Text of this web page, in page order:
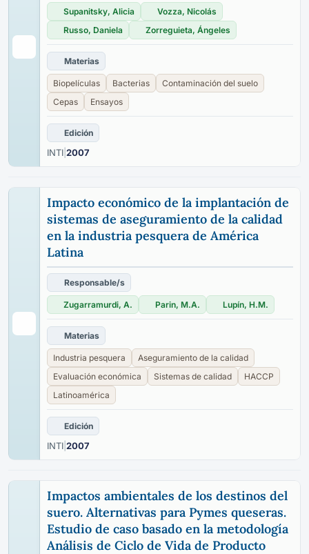
Supanitsky, Alicia
Vozza, Nicolás
Russo, Daniela
Zorreguieta, Ángeles
Materias
Biopelículas Bacterias
Contaminación del suelo
Cepas
Ensayos
Edición
INTI 2007
Impacto económico de la implantación de
sistemas de aseguramiento de la calidad
en la industria pesquera de América
Latina
Responsable/s
Zugarramurdi, A. Parin, M.A. Lupín, H.M.
Materias
Industria pesquera
Aseguramiento de la calidad
Evaluación económica
Sistemas de calidad
HACCP
Latinoamérica
Edición
INTI 2007
Impactos ambientales de los destinos del
suero. Alternativas para Pymes queseras.
Estudio de caso basado en la metodología
Análisis de Ciclo de Vida de Producto